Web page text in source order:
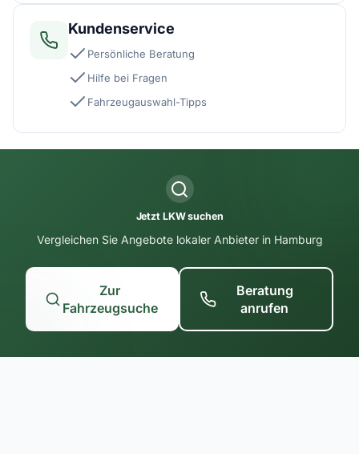
Kundenservice
Persönliche Beratung
Hilfe bei Fragen
Fahrzeugauswahl-Tipps
Jetzt LKW suchen
Vergleichen Sie Angebote lokaler Anbieter in Hamburg
Zur
Fahrzeugsuche
Beratung
anrufen